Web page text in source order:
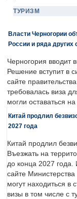
ТУРИЗМ
Власти Черногории
России и ряда других
Черногория вводит
Решение вступит в
сайте
требовалась виза
могли оставаться
Китай продлил
2027 года
Китай продлил
Въезжать на
до конца 2027
сайте
могут находиться
визы в том числе с